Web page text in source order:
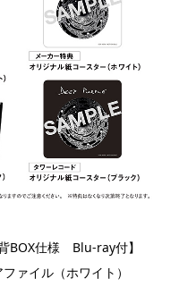
BOX仕様 Blu-ray付】
ァイル（ホワイト）